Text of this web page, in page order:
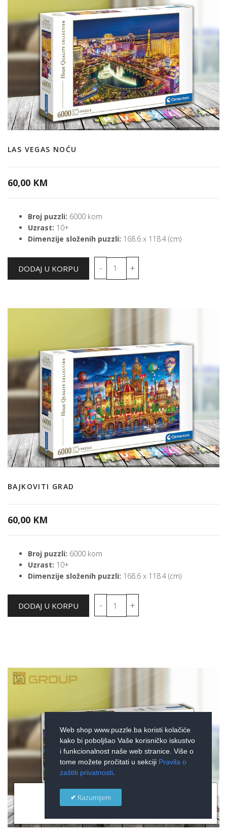
LAS VEGAS NOĆU
60,00 KM
Broj puzzli: 6000 kom
Uzrast: 10+
Dimenzije složenih puzzli: 168.6 x 118.4 (cm)
BAJKOVITI GRAD
60,00 KM
Broj puzzli: 6000 kom
Uzrast: 10+
Dimenzije složenih puzzli: 168.6 x 118.4 (cm)
Web shop www.puzzle.ba koristi kolačiće
kako bi poboljšao Vaše korisničko iskustvo
i funkcionalnost naše web stranice. Više o
tome možete pročitati u sekciji Pravila o
zaštiti privatnosti.
Razumijem